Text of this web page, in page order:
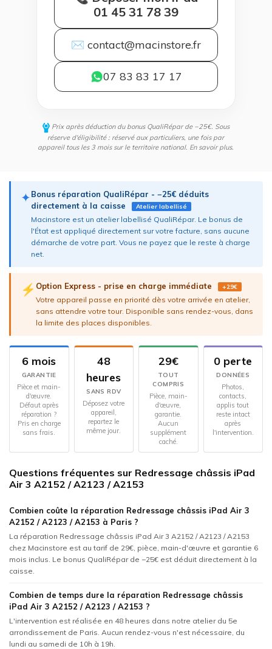
01 45 31 78 39
✉ contact@macinstore.fr
07 83 83 17 17
Prix après déduction du bonus QualiRépar de −25€. Sous
réserve d'éligibilité : réservé aux particuliers, une fois par
appareil tous les 3 mois sur le territoire national. En savoir plus.
✦Bonus réparation QualiRépar - −25€ déduits
directement à la caisse
Atelier labellisé
Macinstore est un atelier labellisé QualiRépar. Le bonus de
l'État est appliqué directement sur votre facture, sans aucune
démarche de votre part. Vous ne payez que le reste à charge
net.
⚡ Option Express - prise en charge immédiate +29€
Votre appareil passe en priorité dès votre arrivée en atelier,
sans attendre votre tour. Disponible sans rendez-vous, dans
la limite des places disponibles.
6 mois
GARANTIE
Pièce et main-
d'œuvre.
Défaut après
réparation ?
Pris en charge
sans frais.
48
heures
SANS RDV
Déposez votre
appareil,
repartez le
même jour.
29€
TOUT
COMPRIS
Pièce, main-
d'œuvre,
garantie.
Aucun
supplément
caché.
0 perte
DONNÉES
Photos,
contacts,
applis tout
reste intact
après
l'intervention.
Questions fréquentes sur Redressage châssis iPad
Air 3 A2152 / A2123 / A2153
Combien coûte la réparation Redressage châssis iPad Air 3
A2152 / A2123 / A2153 à Paris ?
La réparation Redressage châssis iPad Air 3 A2152 / A2123 / A2153
chez Macinstore est au tarif de 29€, pièce, main-d'œuvre et garantie 6
mois inclus. Le bonus QualiRépar de −25€ est déduit directement à la
caisse.
Combien de temps dure la réparation Redressage châssis
iPad Air 3 A2152 / A2123 / A2153 ?
L'intervention est réalisée en 48 heures dans notre atelier du 5e
arrondissement de Paris. Aucun rendez-vous n'est nécessaire, du
lundi au samedi de 10h à 19h.